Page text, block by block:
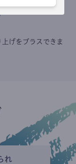
げをプラスできま
れ